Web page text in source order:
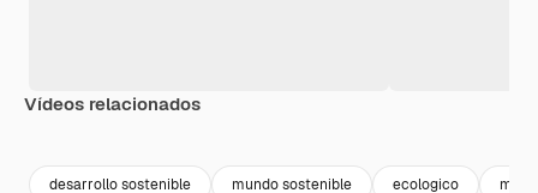
Vídeos relacionados
desarrollo sostenible mundo sostenible ecologico